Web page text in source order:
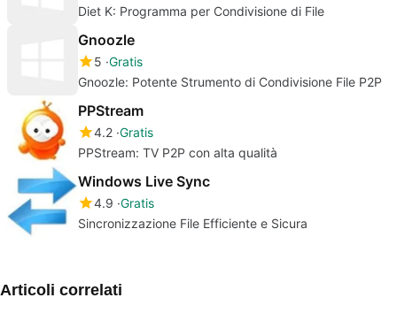
Diet K: Programma per Condivisione di File
Gnoozle
5 Gratis
Gnoozle: Potente Strumento di Condivisione File P2P
PPStream
4.2 Gratis
PPStream: TV P2P con alta qualità
Windows Live Sync
4.9 Gratis
Sincronizzazione File Efficiente e Sicura
Articoli correlati